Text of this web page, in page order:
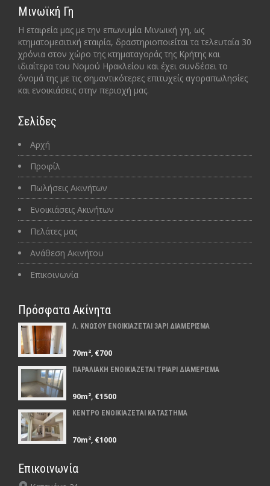
Μινωϊκή Γη
Η εταιρεία μας με την επωνυμία Μινωική γη, ως
κτηματομεσιτική εταιρία, δραστηριοποιείται τα τελευταία 30
χρόνια στον χώρο της κτηματαγοράς της Κρήτης και
ιδιαίτερα του Νομού Ηρακλείου και έχει συνδέσει το
όνομά της με τις σημαντικότερες επιτυχείς αγοραπωλησίες
και ενοικιάσεις στην περιοχή μας.
Σελίδες
Αρχή
Προφίλ
Πωλήσεις Ακινήτων
Ενοικιάσεις Ακινήτων
Πελάτες μας
Ανάθεση Ακινήτου
Επικοινωνία
Πρόσφατα Ακίνητα
Λ. ΚΝΩΣΟΥ ΕΝΟΙΚΙΑΖΕΤΑΙ 3ΑΡΙ ΔΙΑΜΕΡΙΣΜΑ
70m², €700
ΠΑΡΑΛΙΑΚΗ ΕΝΟΙΚΙΑΖΕΤΑΙ ΤΡΙΑΡΙ ΔΙΑΜΕΡΙΣΜΑ
90m², €1500
ΚΕΝΤΡΟ ΕΝΟΙΚΙΑΖΕΤΑΙ ΚΑΤΑΣΤΗΜΑ
70m², €1000
Επικοινωνία